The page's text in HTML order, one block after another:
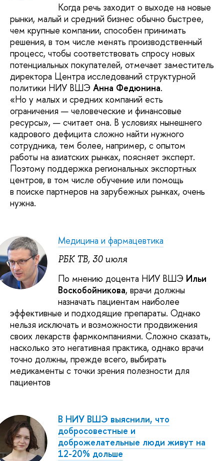
Когда речь заходит о выходе на новые
рынки, малый и средний бизнес обычно быстрее,
чем крупные компании, способен принимать
решения, в том числе менять производственный
процесс, чтобы соответствовать спросу новых
потенциальных покупателей, отмечает заместитель
директора Центра исследований структурной
политики НИУ ВШЭ Анна Федюнина.
«Но у малых и средних компаний есть
ограничения — человеческие и финансовые
ресурсы», — считает она. В условиях нынешнего
кадрового дефицита сложно найти нужного
сотрудника, тем более, например, с опытом
работы на азиатских рынках, поясняет эксперт.
Поэтому поддержка региональных экспортных
центров, в том числе обучение или помощь
в поиске партнеров на зарубежных рынках, очень
нужна.
Медицина и фармацевтика
РБК ТВ, 30 июля
По мнению доцента НИУ ВШЭ Ильи
Воскобойникова, врачи должны
назначать пациентам наиболее
эффективные и подходящие препараты. Однако
нельзя исключать и возможности продвижения
своих лекарств фармкомпаниями. Сложно сказать,
насколько это негативная практика, однако врачи
точно должны, прежде всего, выбирать
медикаменты с точки зрения полезности для
пациентов
В НИУ ВШЭ выяснили, что
добросовестные и
доброжелательные люди живут на
12-20% дольше